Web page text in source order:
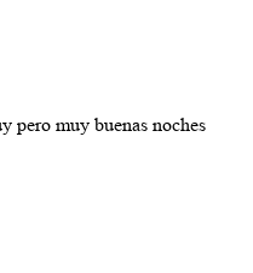
pero muy buenas noches